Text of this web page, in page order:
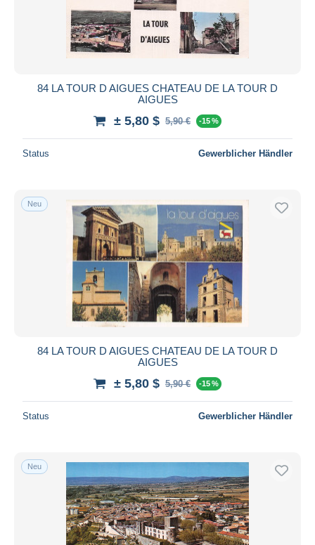
Übernehmen
84 LA TOUR D AIGUES CHATEAU DE LA TOUR D
AIGUES
± 5,80 $ 5,90 € -15 %
Status Gewerblicher Händler
Neu
84 LA TOUR D AIGUES CHATEAU DE LA TOUR D
AIGUES
± 5,80 $ 5,90 € -15 %
Status Gewerblicher Händler
Neu